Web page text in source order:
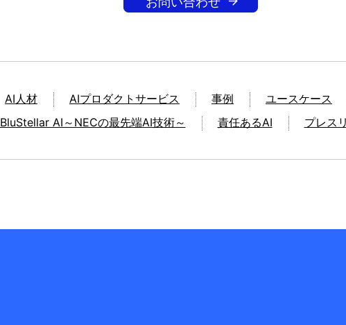
AI人材 AIプロダクトサービス 事例 ユースケース
BluStellar AI～NECの最先端AI技術～
責任あるAI プレス